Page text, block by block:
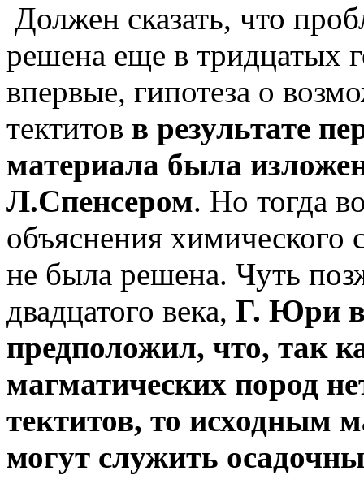
Должен сказать, что
решена еще в тридцатых
впервые, гипотеза о
тектитов в результате
материала была
Л.Спенсером. Но тогда
объяснения химического
не была решена. Чуть
двадцатого века, Г. Юри
предположил, что, так
магматических пород
тектитов, то исходным
могут служить